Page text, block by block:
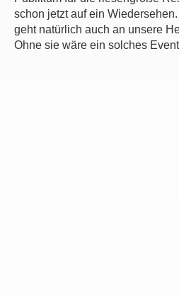
schon jetzt auf ein
geht natürlich auch an unsere
Ohne sie wäre ein solches